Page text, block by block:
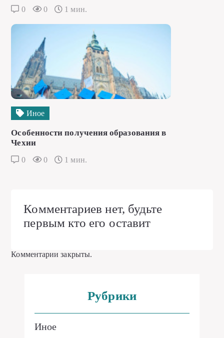
0 0 1 мин.
Иное
Особенности получения образования в
Чехии
0 0 1 мин.
Комментариев нет, будьте
первым кто его оставит
Комментарии закрыты.
Рубрики
Иное